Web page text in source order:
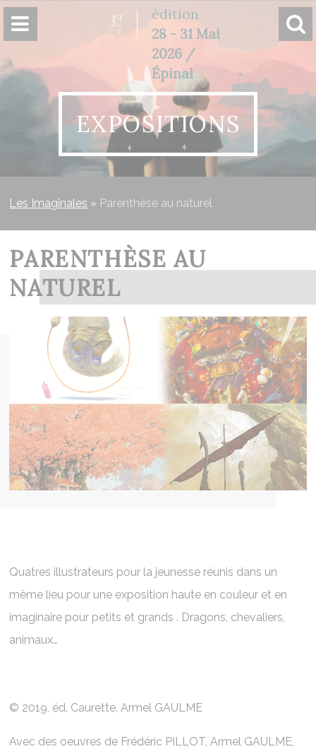
édition
28 - 31 Mai
2026 /
Épinal
EXPOSITIONS
Les Imaginales » Parenthèse au naturel
PARENTHÈSE AU
NATUREL
Quatres illustrateurs pour la jeunesse réunis dans un
même lieu pour une exposition haute en couleur et en
imaginaire pour petits et grands . Dragons, chevaliers,
animaux…
© 2019, éd. Caurette, Armel GAULME
Avec des oeuvres de Frédéric PILLOT, Armel GAULME,
Panneau de gestion des cookies